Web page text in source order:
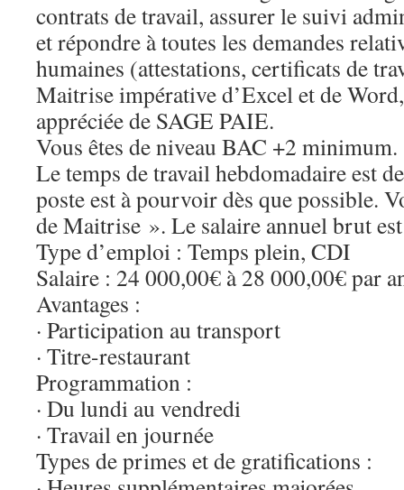
contrats de travail, assurer le suivi
et répondre à toutes les demandes
humaines (attestations, certificats de
Maitrise impérative d’Excel et de
appréciée de SAGE PAIE.
Vous êtes de niveau BAC +2 minimum.
Le temps de travail hebdomadaire est
poste est à pourvoir dès que possible.
de Maitrise ». Le salaire annuel brut
Type d’emploi : Temps plein, CDI
Salaire : 24 000,00€ à 28 000,00€ par
Avantages :
· Participation au transport
· Titre-restaurant
Programmation :
· Du lundi au vendredi
· Travail en journée
Types de primes et de gratifications :